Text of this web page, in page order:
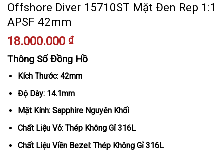
Offshore Diver 15710ST Mặt Đen Rep 1:1
APSF 42mm
18.000.000 ₫
Thông Số Đồng Hồ
Kích Thước: 42mm
Độ Dày: 14.1mm
Mặt Kính: Sapphire Nguyên Khối
Chất Liệu Vỏ: Thép Không Gỉ 316L
Chất Liệu Viền Bezel: Thép Không Gỉ 316L